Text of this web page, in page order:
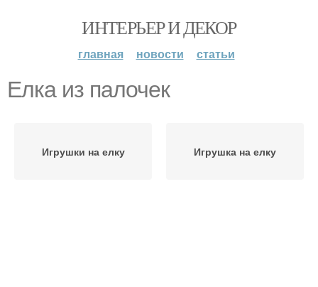
ИНТЕРЬЕР И ДЕКОР
главная новости статьи
Елка из палочек
Игрушки на елку Игрушка на елку